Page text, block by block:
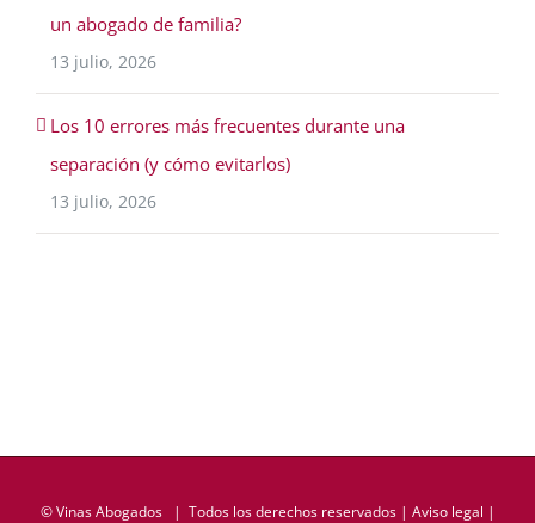
un abogado de familia?
13 julio, 2026
Los 10 errores más frecuentes durante una
separación (y cómo evitarlos)
13 julio, 2026
©Vinas Abogados| Todos los derechos reservados | Aviso legal |